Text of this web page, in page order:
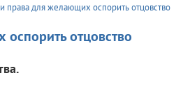
права для желающих оспорить отцовство
отцовство